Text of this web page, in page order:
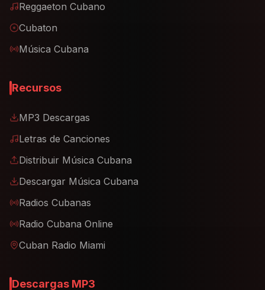
Reggaeton Cubano
Cubaton
Música Cubana
Recursos
MP3 Descargas
Letras de Canciones
Distribuir Música Cubana
Descargar Música Cubana
Radios Cubanas
Radio Cubana Online
Cuban Radio Miami
Descargas MP3